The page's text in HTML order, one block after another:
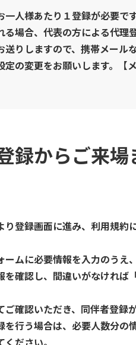
人様あたり１登録が必要です
る場合、代表の方による代理
送りしますので、携帯メール
定の変更をお願いします。
録からご来場
り登録画面に進み、利用規約
ームに必要情報を入力のうえ
確認し、間違いがなければ
ご確認いただき、同伴者登録
を行う場合は、必要人数分
ださい。